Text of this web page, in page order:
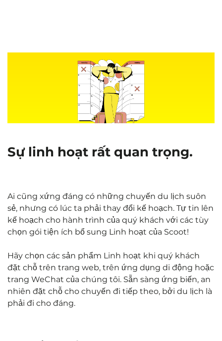
Sự linh hoạt rất quan trọng.
Ai cũng xứng đáng có những chuyến du lịch suôn
sẻ, nhưng có lúc ta phải thay đổi kế hoạch. Tự tin lên
kế hoạch cho hành trình của quý khách với các tùy
chọn gói tiện ích bổ sung Linh hoạt của Scoot!
Hãy chọn các sản phẩm Linh hoạt khi quý khách
đặt chỗ trên trang web, trên ứng dụng di động hoặc
trang WeChat của chúng tôi. Sẵn sàng ứng biến, an
nhiên đặt chỗ cho chuyến đi tiếp theo, bởi du lịch là
phải đi cho đáng.